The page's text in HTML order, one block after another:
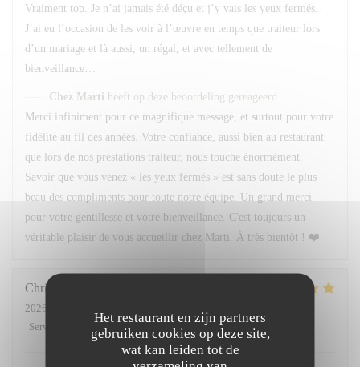
Het restaurant en zijn partners
gebruiken cookies op deze site,
wat kan leiden tot de
Vraiment top. Je n’ai jamais été déçu et j’y vais les yeux fermés.
J’ai eu l’occasion de les voir à l’œuvre en temps que traiteur lors
d’un mariage et là aussi, un régal, et avec tellement de
bienveillance…
Chez Marti heeft op deze beoordeling gereageerd
Merci infiniment pour ce magnifique message, et surtout pour votre
fidélité au fil des années. Votre confiance, aussi bien au restaurant
que lors de nos prestations traiteur, nous touche énormément.
Savoir que vous venez « les yeux fermés » est sans doute le plus
beau des compliments pour toute notre équipe. Un grand merci
pour votre gentillesse et votre bienveillance. C'est toujours un
véritable plaisir de vous accueillir chez Marti. À très bientôt ! ❤️
Christian
2026-07-04
Service
Atmosfeer Keuken 4/5 Kwaliteit / Prijs